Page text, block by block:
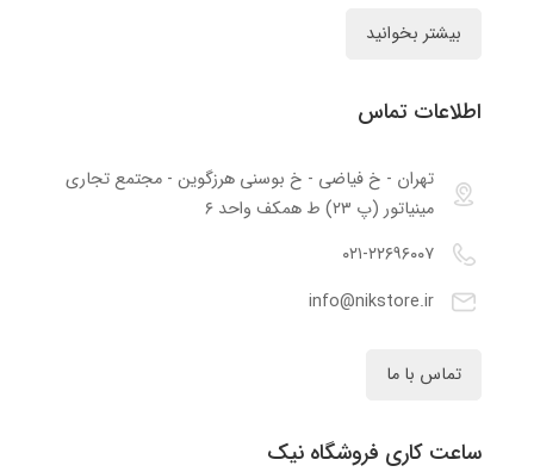
بیشتر بخوانید
اطلاعات تماس
تهران - خ فیاضی - خ بوسنی هرزگوین - مجتمع تجاری
مینیاتور (پ ۲۳) ط همکف واحد ۶
۰۲۱-۲۲۶۹۶۰۰۷
info@nikstore.ir
تماس با ما
ساعت کاری فروشگاه نیک